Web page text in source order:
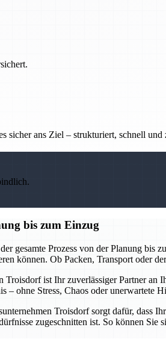
sicher ans Ziel – strukturiert, schnell und
bis zum Einzug
gesamte Prozess von der Planung bis
können. Ob Packen, Transport oder
ist Ihr zuverlässiger Partner
ohne Stress, Chaos oder unerwartete
Troisdorf sorgt dafür, dass
zugeschnitten ist. So können Sie